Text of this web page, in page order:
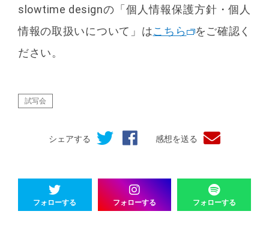
フォローする フォローする フォローする
slowtime designの「個人情報保護方針・個人
情報の取扱いについて」はこちら
をご確認く
ださい。
試写会
シェアする 感想を送る